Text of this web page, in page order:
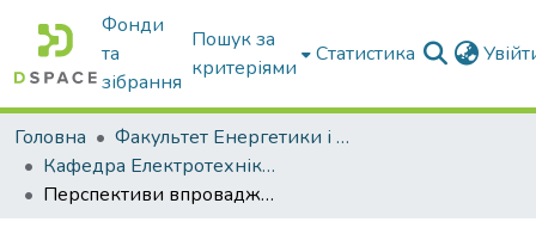
Фонди
та
зібрання
Пошук за
критеріями
Статистика
Головна
Факультет Енергетики і комп'ютерних технологій
Кафедра Електротехніки і електромеханіки ім. проф. В.В. Овчарова
Перспективи впровадження автоматизації технологічних процесів і комп’ютерно-інтегровані технології у малі тепличні господарства